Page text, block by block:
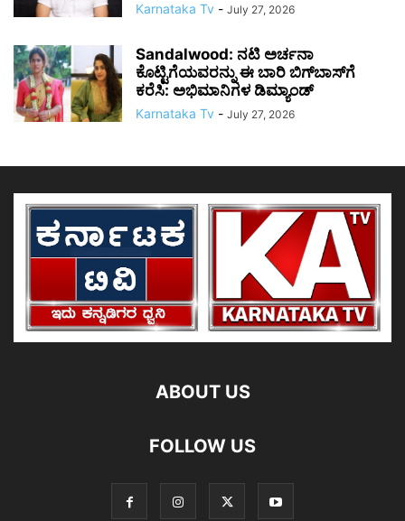
Karnataka Tv - July 27, 2026
Sandalwood: ನಟಿ ಅರ್ಚನಾ
ಕೊಟ್ಟಿಗೆಯವರನ್ನು ಈ ಬಾರಿ ಬಿಗ್‌ಬಾಸ್‌ಗೆ
ಕರೆಸಿ: ಅಭಿಮಾನಿಗಳ ಡಿಮ್ಯಾಂಡ್
Karnataka Tv - July 27, 2026
ABOUT US
FOLLOW US